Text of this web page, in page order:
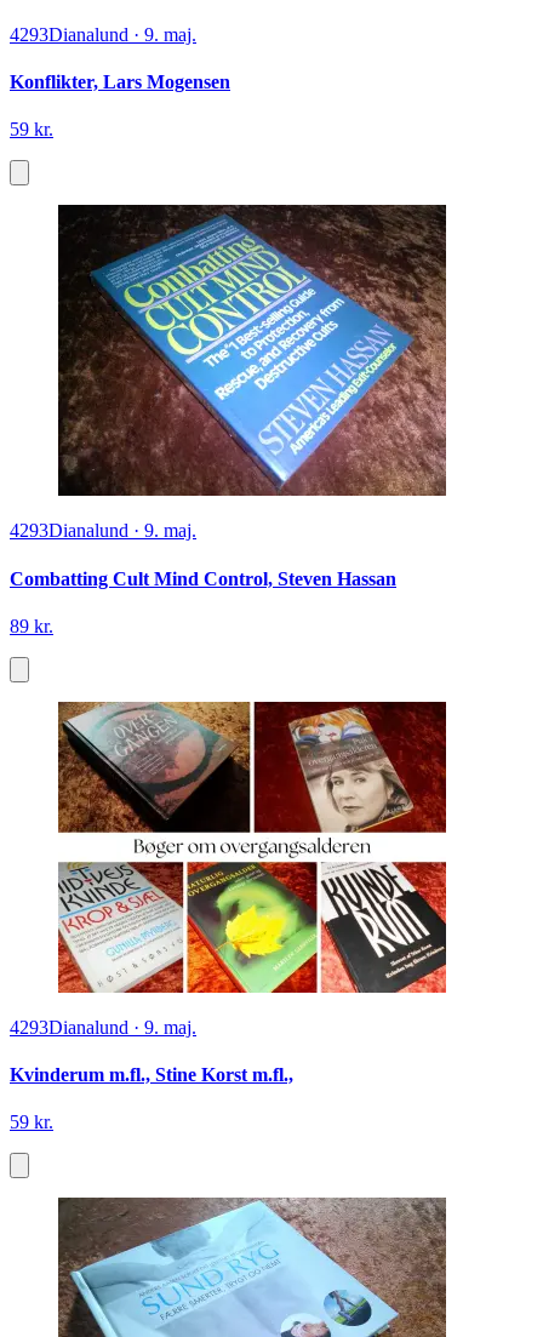
4293Dianalund · 9. maj.
Konflikter, Lars Mogensen
59 kr.
4293Dianalund · 9. maj.
Combatting Cult Mind Control, Steven Hassan
89 kr.
4293Dianalund · 9. maj.
Kvinderum m.fl., Stine Korst m.fl.,
59 kr.